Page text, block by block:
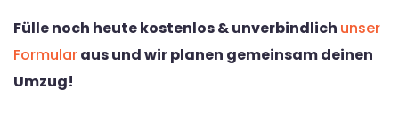
Fülle noch heute kostenlos & unverbindlich unser
Formularaus und wir planen gemeinsam deinen
Umzug!